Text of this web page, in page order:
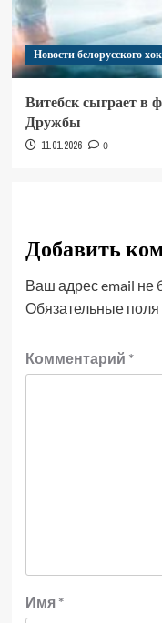
Новости белорусского
Витебск сыграет в
Дружбы
11.01.2026 0
Добавить
Ваш адрес email не
Обязательные
Комментарий *
Имя *